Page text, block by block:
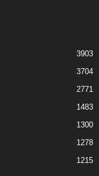
3903
3704
2771
1483
1300
1278
1215